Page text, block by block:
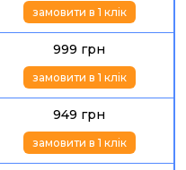
замовити в 1 клік
999 грн
замовити в 1 клік
949 грн
замовити в 1 клік